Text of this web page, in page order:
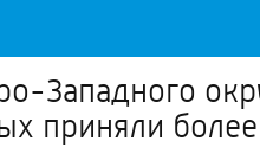
Западного
приняли